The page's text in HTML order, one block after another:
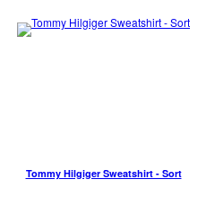
Tommy Hilgiger Sweatshirt - Sort